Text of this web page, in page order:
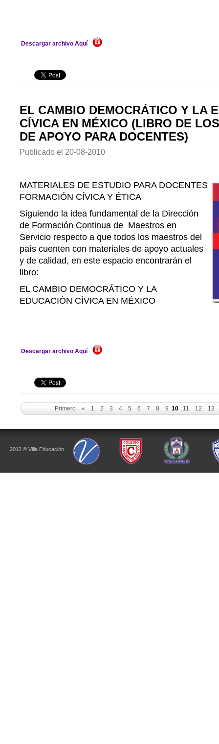
Descargar archivo Aquí
EL CAMBIO DEMOCRÁTICO Y LA
CÍVICA EN MÉXICO (LIBRO DE
DE APOYO PARA DOCENTES)
Publicado el 20-08-2010
MATERIALES DE ESTUDIO PARA DOCENTES
FORMACIÓN CÍVICA Y ÉTICA
Siguiendo la idea fundamental de la Dirección
de Formación Continua de Maestros en
Servicio respecto a que todos los maestros del
país cuenten con materiales de apoyo actuales
y de calidad, en este espacio encontrarán el
libro:
EL CAMBIO DEMOCRÁTICO Y LA
EDUCACIÓN CÍVICA EN MÉXICO
Descargar archivo Aquí
Primero « 1 2 3 4 5 6 7 8 9 10 11 12 13
2012 © Villa Educación